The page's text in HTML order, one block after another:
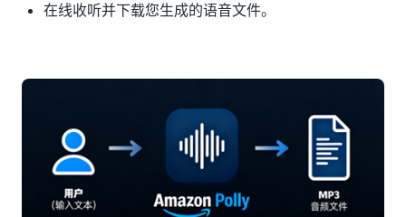
在线收听并下载您生成的语音文件。